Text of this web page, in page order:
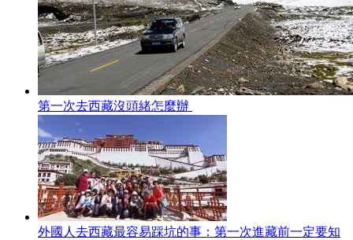
第一次去西藏沒頭緒怎麼辦
外國人去西藏最容易踩坑的事：第一次進藏前一定要知